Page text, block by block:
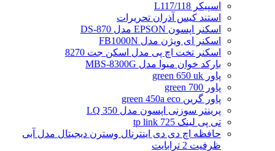
اسپیکر L117/118
استند کیس آذران تحریرات
اسکنر اپسون EPSON مدل DS-870
اسکنر ای ویژن مدل FB1000N
اسکنر تخت اچ پی مدل اسکن جت 8270
بارکد خوان میوا مدل MBS-8300G
پاور green 650 uk
پاور green 700
پاور گرین green 450a eco
پرینتر سوزنی اپسون مدل LQ 350
تی پی لینک tp link 725
حافظه اچ دی دی اینترنال وسترن دیجیتال مدل آبی
ظرفیت 2 ترابایت